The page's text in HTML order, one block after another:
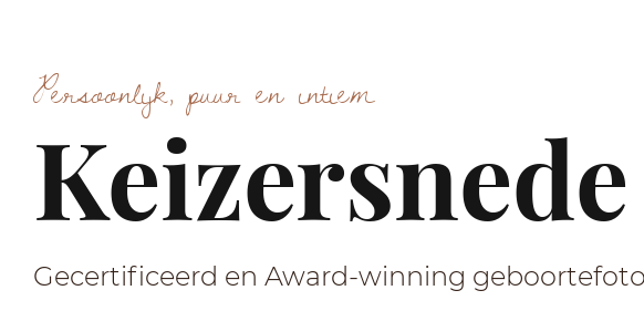
Persoonlijk, puur en intiem
Keizersnede
Gecertificeerd en Award-winning